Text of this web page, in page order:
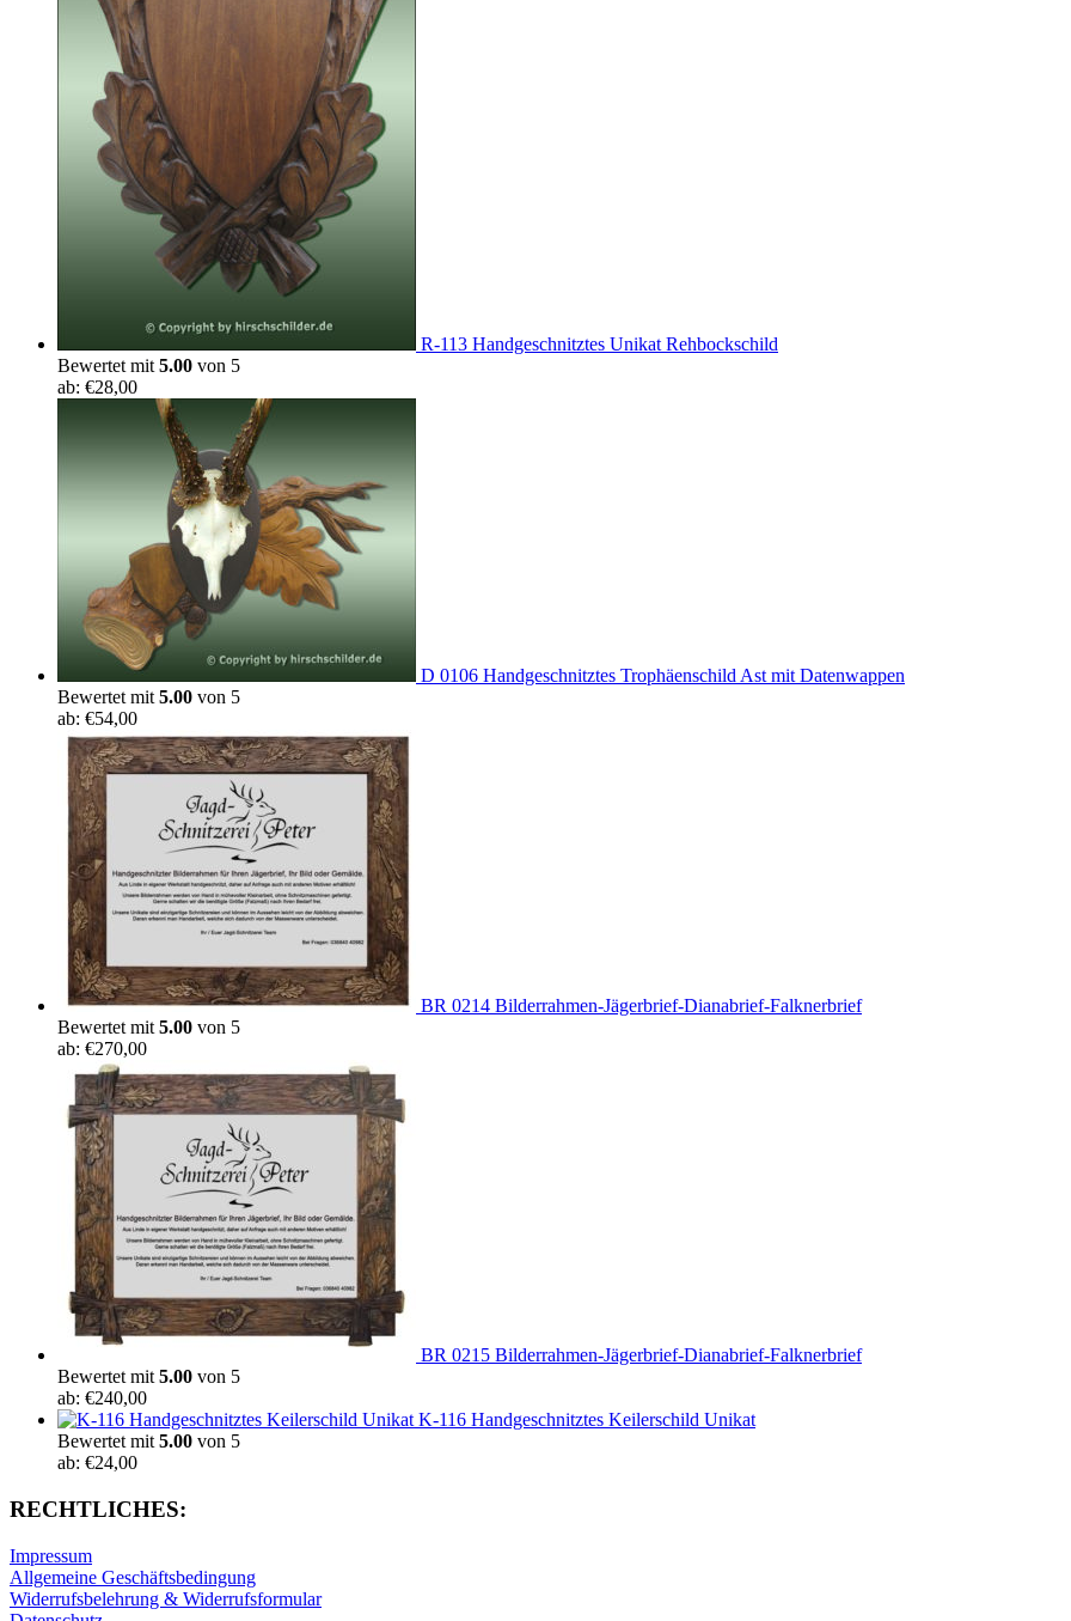
R-113 Handgeschnitztes Unikat Rehbockschild
Bewertet mit 5.00 von 5
ab: €28,00
D 0106 Handgeschnitztes Trophäenschild Ast mit Datenwappen
Bewertet mit 5.00 von 5
ab: €54,00
BR 0214 Bilderrahmen-Jägerbrief-Dianabrief-Falknerbrief
Bewertet mit 5.00 von 5
ab: €270,00
BR 0215 Bilderrahmen-Jägerbrief-Dianabrief-Falknerbrief
Bewertet mit 5.00 von 5
ab: €240,00
K-116 Handgeschnitztes Keilerschild Unikat
Bewertet mit 5.00 von 5
ab: €24,00
RECHTLICHES:
Impressum
Allgemeine Geschäftsbedingung
Widerrufsbelehrung & Widerrufsformular